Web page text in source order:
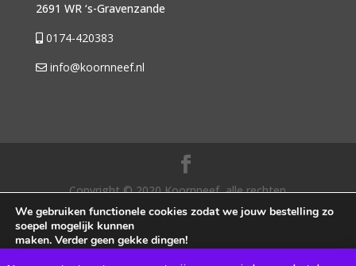
2691 WR ‘s-Gravenzande
0174-420383
info@koornneef.nl
Copyright © 2020 Koornneef, alle rechten
voorbehouden. |Algemene voorwaarden|
Privacybeleid
We gebruiken functionele cookies zodat we jouw bestelling zo
soepel mogelijk kunnen
maken. Verder geen gekke dingen!